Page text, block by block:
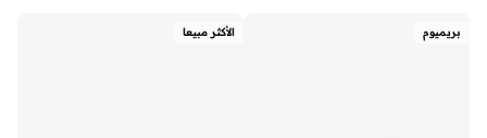
بريميوم الأكثر مبيعا